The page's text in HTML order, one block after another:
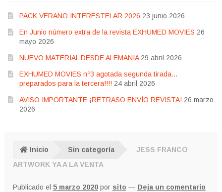
PACK VERANO INTERESTELAR 2026 23 junio 2026
En Junio número extra de la revista EXHUMED MOVIES 26
mayo 2026
NUEVO MATERIAL DESDE ALEMANIA 29 abril 2026
EXHUMED MOVIES nº3 agotada segunda tirada…
preparados para la tercera!!!! 24 abril 2026
AVISO IMPORTANTE ¡RETRASO ENVÍO REVISTA! 26 marzo
2026
Inicio Sin categoría
JESS FRANCO
ARTWORK YA A LA VENTA
Publicado el 5 marzo 2020 por sito — Deja un comentario